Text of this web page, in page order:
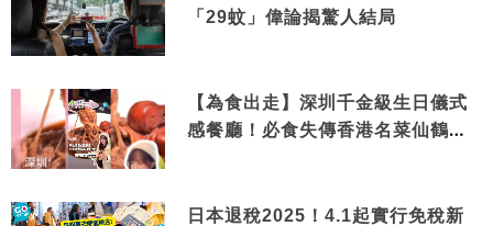
「29蚊」偉論揭驚人結局
【為食出走】深圳千金級生日儀式
感餐廳！必食失傳香港名菜仙鶴神
日本退稅2025！4.1起實行免稅新